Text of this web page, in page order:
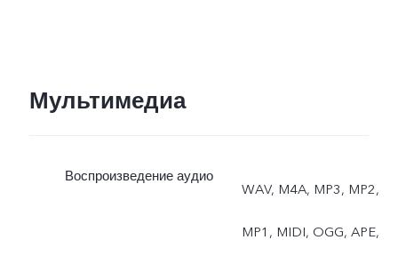
Мультимедиа
Воспроизведение аудио
WAV, M4A, MP3, MP2,
MP1, MIDI, OGG, APE,